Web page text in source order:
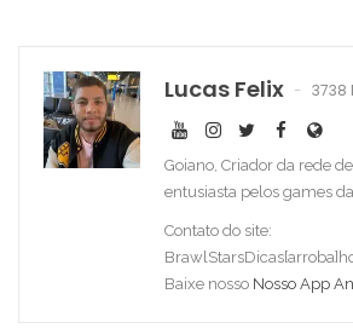
Lucas Felix 3738
Goiano, Criador da rede
entusiasta pelos games
Contato do site:
Baixe nosso Nosso App